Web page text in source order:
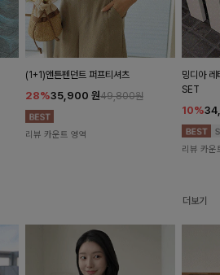
(1+1)앤튼펜던트 퍼프티셔츠
28%35,900 원49,800원
리뷰 카운트 영역
밍디아 레
SET
10%
리뷰 카운
더보기